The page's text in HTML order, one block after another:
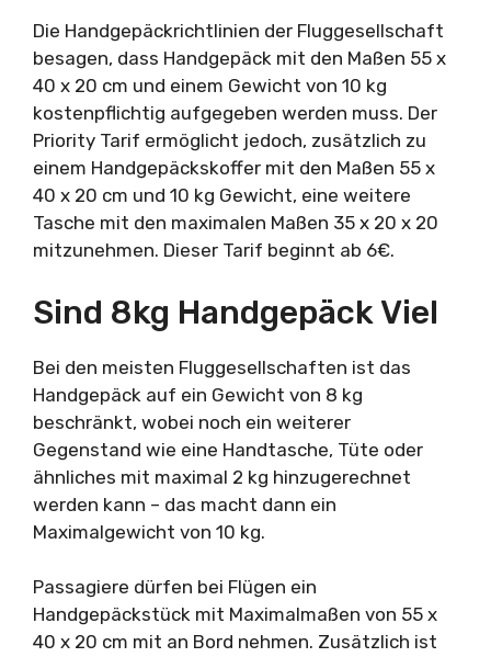
Die Handgepäckrichtlinien der Fluggesellschaft
besagen, dass Handgepäck mit den Maßen 55 x
40 x 20 cm und einem Gewicht von 10 kg
kostenpflichtig aufgegeben werden muss. Der
Priority Tarif ermöglicht jedoch, zusätzlich zu
einem Handgepäckskoffer mit den Maßen 55 x
40 x 20 cm und 10 kg Gewicht, eine weitere
Tasche mit den maximalen Maßen 35 x 20 x 20
mitzunehmen. Dieser Tarif beginnt ab 6€.
Sind 8kg Handgepäck Viel
Bei den meisten Fluggesellschaften ist das
Handgepäck auf ein Gewicht von 8 kg
beschränkt, wobei noch ein weiterer
Gegenstand wie eine Handtasche, Tüte oder
ähnliches mit maximal 2 kg hinzugerechnet
werden kann – das macht dann ein
Maximalgewicht von 10 kg.
Passagiere dürfen bei Flügen ein
Handgepäckstück mit Maximalmaßen von 55 x
40 x 20 cm mit an Bord nehmen. Zusätzlich ist